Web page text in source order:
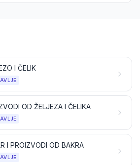
I ČELIK
OD ŽELJEZA I ČELIKA
I PROIZVODI OD BAKRA